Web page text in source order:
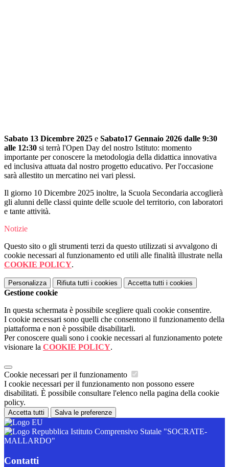
Sabato 13 Dicembre 2025 e Sabato17 Gennaio 2026 dalle 9:30
alle 12:30 si terrà l'Open Day del nostro Istituto: momento
importante per conoscere la metodologia della didattica innovativa
ed inclusiva attuata dal nostro progetto educativo. Per l'occasione
sarà allestito un mercatino nei vari plessi.
Il giorno 10 Dicembre 2025 inoltre, la Scuola Secondaria accoglierà
gli alunni delle classi quinte delle scuole del territorio, con laboratori
e tante attività.
Notizie
Questo sito o gli strumenti terzi da questo utilizzati si avvalgono di
cookie necessari al funzionamento ed utili alle finalità illustrate nella
COOKIE POLICY.
Personalizza Rifiuta tutti i cookies Accetta tutti i cookies
Gestione cookie
In questa schermata è possibile scegliere quali cookie consentire.
I cookie necessari sono quelli che consentono il funzionamento della
piattaforma e non è possibile disabilitarli.
Per conoscere quali sono i cookie necessari al funzionamento potete
visionare la COOKIE POLICY.
Cookie necessari per il funzionamento
I cookie necessari per il funzionamento non possono essere
disabilitati. È possibile consultare l'elenco nella pagina della cookie
policy.
Accetta tutti Salva le preferenze
Istituto Comprensivo Statale "SOCRATE-
MALLARDO"
Contatti